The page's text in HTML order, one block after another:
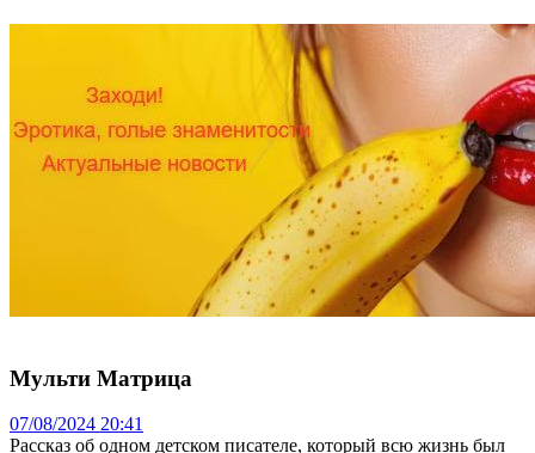
Мульти Матрица
07/08/2024 20:41
Рассказ об одном детском писателе, который всю жизнь был